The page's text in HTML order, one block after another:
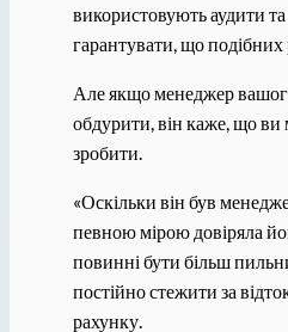
використовують аудити
гарантувати, що подібних
Але якщо менеджер
обдурити, він каже, що
зробити.
«Оскільки він був
певною мірою довіряла
повинні бути більш
постійно стежити за
рахунку.